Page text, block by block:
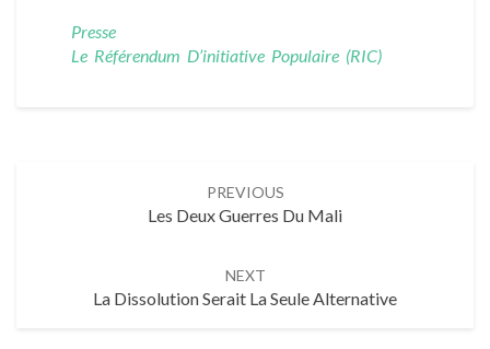
Presse
Le Référendum D’initiative Populaire (RIC)
PREVIOUS
Les Deux Guerres Du Mali
NEXT
La Dissolution Serait La Seule Alternative